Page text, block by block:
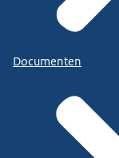
Documenten